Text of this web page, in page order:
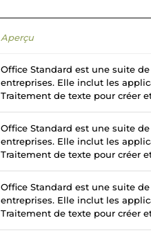
Aperçu
Office Standard est une suite
entreprises. Elle inclut les
Traitement de texte pour créer
Office Standard est une suite
entreprises. Elle inclut les
Traitement de texte pour créer
Office Standard est une suite
entreprises. Elle inclut les
Traitement de texte pour créer